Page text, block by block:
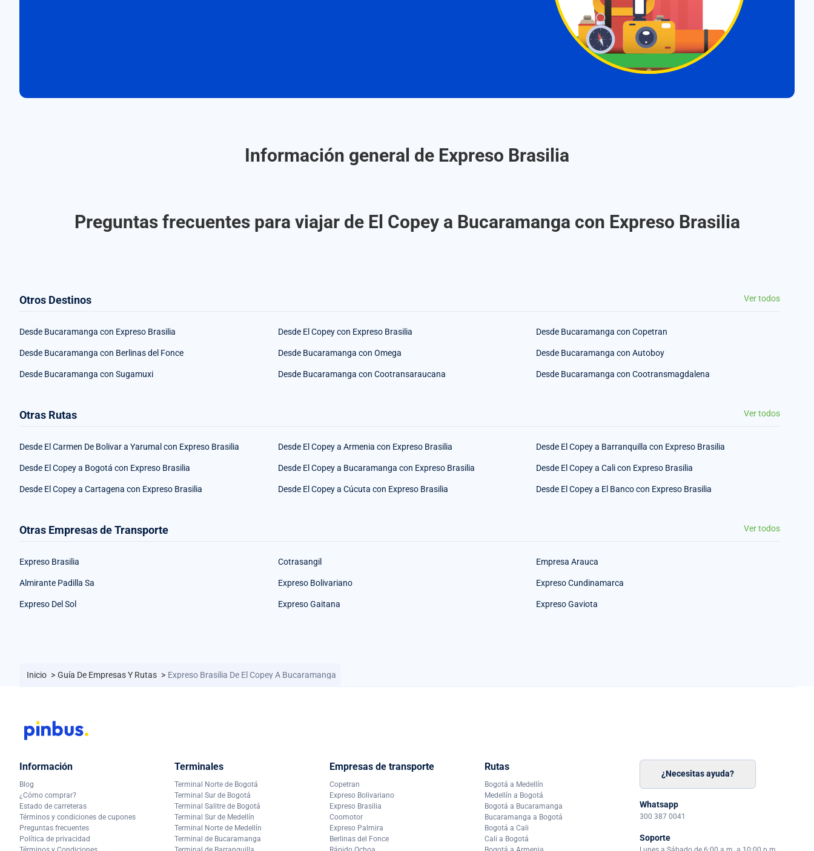
Información general de Expreso Brasilia
Preguntas frecuentes para viajar de El Copey a Bucaramanga con Expreso Brasilia
Otros Destinos Ver todos
Desde Bucaramanga con Expreso Brasilia Desde El Copey con Expreso Brasilia Desde Bucaramanga con Copetran
Desde Bucaramanga con Berlinas del Fonce Desde Bucaramanga con Omega Desde Bucaramanga con Autoboy
Desde Bucaramanga con Sugamuxi Desde Bucaramanga con Cootransaraucana Desde Bucaramanga con Cootransmagdalena
Otras Rutas Ver todos
Desde El Carmen De Bolivar a Yarumal con Expreso Brasilia Desde El Copey a Armenia con Expreso Brasilia Desde El Copey a Barranquilla con Expreso Brasilia
Desde El Copey a Bogotá con Expreso Brasilia Desde El Copey a Bucaramanga con Expreso Brasilia Desde El Copey a Cali con Expreso Brasilia
Desde El Copey a Cartagena con Expreso Brasilia Desde El Copey a Cúcuta con Expreso Brasilia Desde El Copey a El Banco con Expreso Brasilia
Otras Empresas de Transporte Ver todos
Expreso Brasilia Cotrasangil Empresa Arauca
Almirante Padilla Sa Expreso Bolivariano Expreso Cundinamarca
Expreso Del Sol Expreso Gaitana Expreso Gaviota
Inicio > Guía De Empresas Y Rutas > Expreso Brasilia De El Copey A Bucaramanga
Información
Blog
¿Cómo comprar?
Estado de carreteras
Términos y condiciones de cupones
Preguntas frecuentes
Política de privacidad
Terminales
Terminal Norte de Bogotá
Terminal Sur de Bogotá
Terminal Salitre de Bogotá
Terminal Sur de Medellín
Terminal Norte de Medellín
Terminal de Bucaramanga
Empresas de transporte
Copetran
Expreso Bolivariano
Expreso Brasilia
Coomotor
Expreso Palmira
Berlinas del Fonce
Rutas
Bogotá a Medellín
Medellín a Bogotá
Bogotá a Bucaramanga
Bucaramanga a Bogotá
Bogotá a Cali
Cali a Bogotá
¿Necesitas ayuda?
Whatsapp
300 387 0041
Soporte